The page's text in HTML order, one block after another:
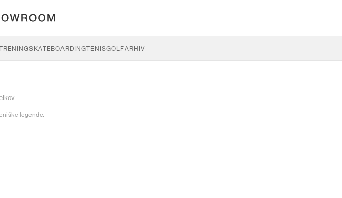
SKATEBOARDINGTENISGOLFARHIV
legende.